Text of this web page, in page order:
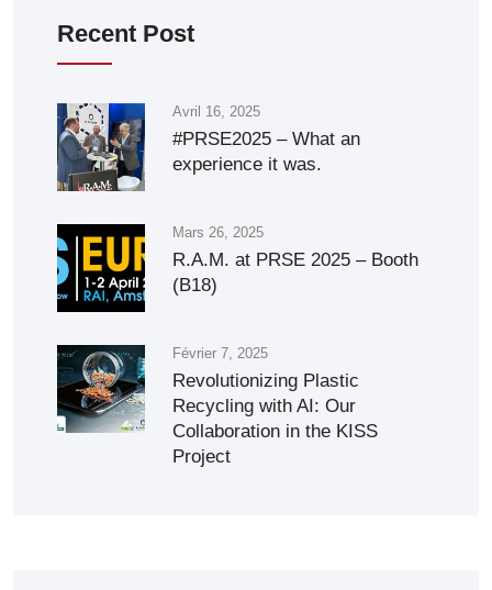
Recent Post
Avril 16, 2025
#PRSE2025 – What an
experience it was.
Mars 26, 2025
R.A.M. at PRSE 2025 – Booth
(B18)
Février 7, 2025
Revolutionizing Plastic
Recycling with AI: Our
Collaboration in the KISS
Project